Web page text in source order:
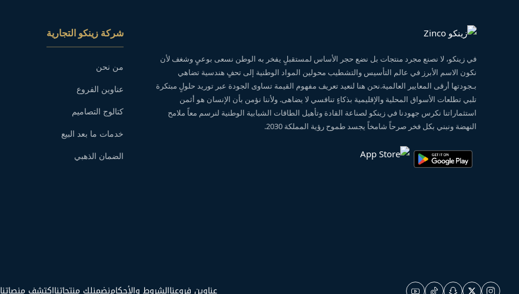
في زينكو، لا نصنع مجرد منتجات بل نضع حجر الأساس لمستقبلٍ يفخر به الوطن نسعى بوعيٍ وشغف لأن
نكون الاسم الأبرز في عالم التأسيس والتشطيب محولين المواد الوطنية إلى تحفٍ هندسية تضاهي
بـجودتها أرقى المعايير العالمية.نحن هنا لنعيد تعريف مفهوم القيمة تساوى الجودة عبر توريد حلولٍ مبتكرة
تلبي تطلعات الأسواق المحلية والإقليمية بذكاءٍ تنافسي لا يضاهى. ولأننا نؤمن بأن الإنسان هو أثمن
استثماراتنا نكرس جهودنا في زينكو لصناعة القادة وتأهيل الطاقات الشبابية الوطنية لنرسم معاً ملامح
النهضة ونبني بكل فخر صرحاً شامخاً يجسد طموح رؤية المملكة 2030.
شركة زينكو التجارية
من نحن
عناوين الفروع
كتالوج التصاميم
خدمات ما بعد البيع
الضمان الذهبي
عناوين فروعناالشروط والأحكامنضمنلك منتجاتنااكتشف منصاتنا